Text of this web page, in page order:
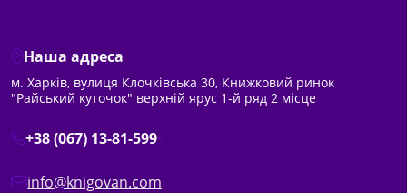
Наша адреса
м. Харків, вулиця Клочківська 30, Книжковий ринок
"Райський куточок" верхній ярус 1-й ряд 2 місце
+38 (067) 13-81-599
info@knigovan.com